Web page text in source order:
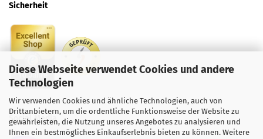
Diese Webseite verwendet Cookies und andere
Technologien
Wir verwenden Cookies und ähnliche Technologien, auch von
Drittanbietern, um die ordentliche Funktionsweise der Website zu
gewährleisten, die Nutzung unseres Angebotes zu analysieren und
Ihnen ein bestmögliches Einkaufserlebnis bieten zu können. Weitere
Sicherheit
Social Media